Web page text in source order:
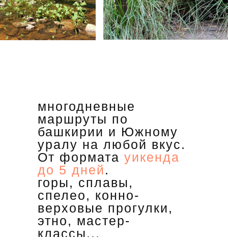
многодневные
маршруты по
башкирии и Южному
уралу на любой вкус.
От формата уикенда
до 5 дней.
горы, сплавы,
спелео, конно-
верховые прогулки,
этно, мастер-
классы...